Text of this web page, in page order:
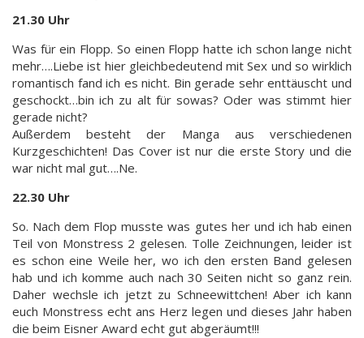
21.30 Uhr
Was für ein Flopp. So einen Flopp hatte ich schon lange nicht
mehr….Liebe ist hier gleichbedeutend mit Sex und so wirklich
romantisch fand ich es nicht. Bin gerade sehr enttäuscht und
geschockt…bin ich zu alt für sowas? Oder was stimmt hier
gerade nicht?
Außerdem besteht der Manga aus verschiedenen
Kurzgeschichten! Das Cover ist nur die erste Story und die
war nicht mal gut….Ne.
22.30 Uhr
So. Nach dem Flop musste was gutes her und ich hab einen
Teil von Monstress 2 gelesen. Tolle Zeichnungen, leider ist
es schon eine Weile her, wo ich den ersten Band gelesen
hab und ich komme auch nach 30 Seiten nicht so ganz rein.
Daher wechsle ich jetzt zu Schneewittchen! Aber ich kann
euch Monstress echt ans Herz legen und dieses Jahr haben
die beim Eisner Award echt gut abgeräumt!!!